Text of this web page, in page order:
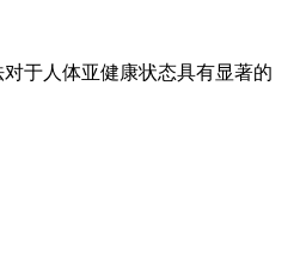
于人体亚健康状态具有显著的